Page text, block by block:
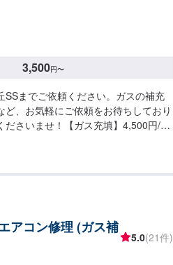
3,500円〜
SSまでご依頼ください。ガスの補充
、お気軽にご依頼をお待ちしており
ださいませ！【ガス充填】4,500円/本
アコン修理 (ガス補
5.0(21件)